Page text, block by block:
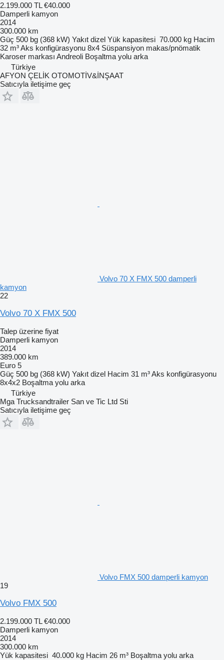
2.199.000 TL €40.000
Damperli kamyon
2014
300.000 km
Güç 500 bg (368 kW) Yakıt dizel Yük kapasitesi 70.000 kg Hacim
32 m³Aks konfigürasyonu 8x4 Süspansiyon makas/pnömatik
Karoser markası Andreoli Boşaltma yolu arka
Türkiye
AFYON ÇELİK OTOMOTİV&İNŞAAT
Satıcıyla iletişime geç
Volvo 70 X FMX 500 damperli
kamyon
22
Volvo 70 X FMX 500
Talep üzerine fiyat
Damperli kamyon
2014
389.000 km
Euro 5
Güç 500 bg (368 kW) Yakıt dizel Hacim 31 m³Aks konfigürasyonu
8x4x2 Boşaltma yolu arka
Türkiye
Mga Trucksandtrailer San ve Tic Ltd Sti
Satıcıyla iletişime geç
Volvo FMX 500 damperli kamyon
19
Volvo FMX 500
2.199.000 TL €40.000
Damperli kamyon
2014
300.000 km
Yük kapasitesi 40.000 kg Hacim 26 m³ Boşaltma yolu arka